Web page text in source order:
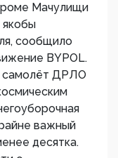
Мачулищи
якобы
сообщило
BYPOL.
самолёт ДРЛО
важный
десятка.